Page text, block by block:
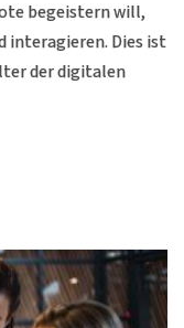
begeistern will,
interagieren. Dies ist
der digitalen